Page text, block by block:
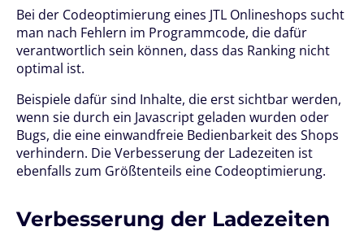
Bei der Codeoptimierung eines JTL Onlineshops sucht
man nach Fehlern im Programmcode, die dafür
verantwortlich sein können, dass das Ranking nicht
optimal ist.
Beispiele dafür sind Inhalte, die erst sichtbar werden,
wenn sie durch ein Javascript geladen wurden oder
Bugs, die eine einwandfreie Bedienbarkeit des Shops
verhindern. Die Verbesserung der Ladezeiten ist
ebenfalls zum Größtenteils eine Codeoptimierung.
Verbesserung der Ladezeiten